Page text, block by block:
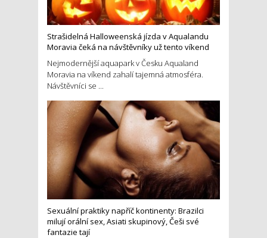
Strašidelná Halloweenská jízda v Aqualandu
Moravia čeká na návštěvníky už tento víkend
Nejmodernější aquapark v Česku Aqualand
Moravia na víkend zahalí tajemná atmosféra.
Návštěvníci se ...
Sexuální praktiky napříč kontinenty: Brazilci
milují orální sex, Asiati skupinový, Češi své
fantazie tají